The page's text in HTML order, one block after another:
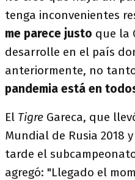
tenga inconvenientes
me parece justo que la
desarrolle en el país
anteriormente, no
pandemia está en
El Tigre Gareca, que
Mundial de Rusia 2018
tarde el
agregó: "Llegado el